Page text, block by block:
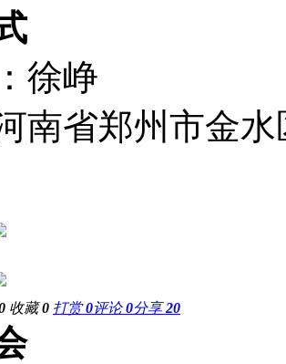
徐峥
南省郑州市金
收藏0 打赏0评论0分享20